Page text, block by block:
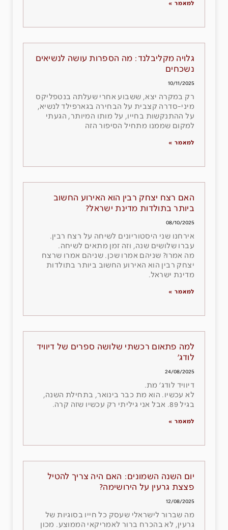
למאמר »
גלויה מקליבלנד: מה הספרות עושה לנשיאים
נשכחים
10/11/2025
רק במקרה יצא, ששבוע אחרי שעלתה בנטפליקס
מיני-סדרה קצבית על הבחירה בגארפילד לנשיא,
על ההתנקשות בחייו, על מותו המיותר, הגעתי
למקום שממנו מתחיל הסיפור הזה
למאמר »
האם רצח יצחק רבין הוא האירוע החשוב
ביותר בתולדות מדינת ישראל?
08/10/2025
אירחנו שני היסטוריונים לשיחה על רצח רבין.
עברו שלושים שנה, וזה זמן מתאים לשיחה.
מה אמרו? שניהם אמרו שכן. שניהם אמרו שרצח
יצחק רבין הוא האירוע החשוב ביותר בתולדות
מדינת ישראל.
למאמר »
למה פתאום רכשתי שלושה ספרים של דיוויד
לודג׳
24/08/2025
דיוויד לודג׳ מת.
לא עכשיו. הוא מת כבר בינואר, בתחילת השנה,
בגיל 89. אבל אני גיליתי רק עכשיו שזה קרה.
למאמר »
יום השנה השמונים: האם היה צריך להטיל
פצצת גרעין על הירושימה?
12/08/2025
מה שברור לישראלי שעסק כל חייו בסוגיות של
גרעין, לא בהכרח ברור לאמריקאי הממוצע. מכון